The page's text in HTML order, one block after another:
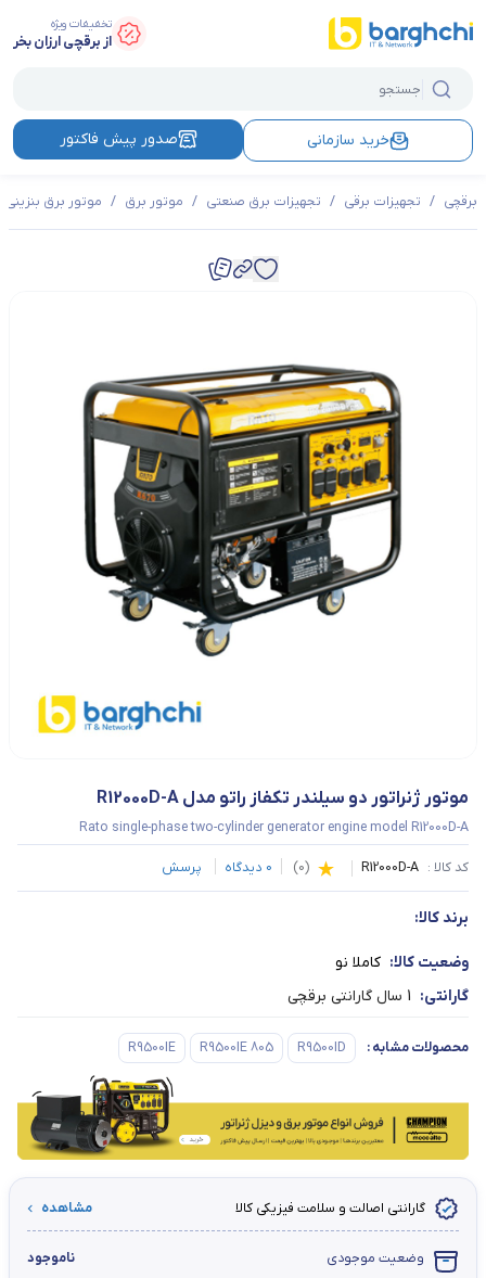
تخفیفات ویژه
از برقچی ارزان بخر
خرید سازمانی صدور پیش فاکتور
برقچی / تجهیزات برقی / تجهیزات برق صنعتی / موتور برق / موتور برق بنزینی
موتور ژنراتور دو سیلندر تکفاز راتو مدل R12000D-A
Rato single-phase two-cylinder generator engine model R12000D-A
کد کالا : R12000D-A
(
0
)
0 دیدگاه پرسش
برند کالا:
وضعیت کالا: کاملا نو
گارانتی: 1 سال گارانتی برقچی
محصولات مشابه:
R9500ID
R9500IE 805
R9500IE
گارانتی اصالت و سلامت فیزیکی کالا مشاهده
وضعیت موجودی
ناموجود